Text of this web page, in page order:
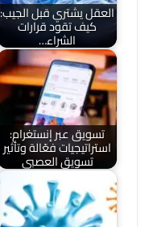
العقل يشتري قبل الجيب:
كيف تقود قرارات
الشراء…
تسويق عبر إنستغرام:
استراتيجيات فعّالة وتأثير
تسويق العصبي